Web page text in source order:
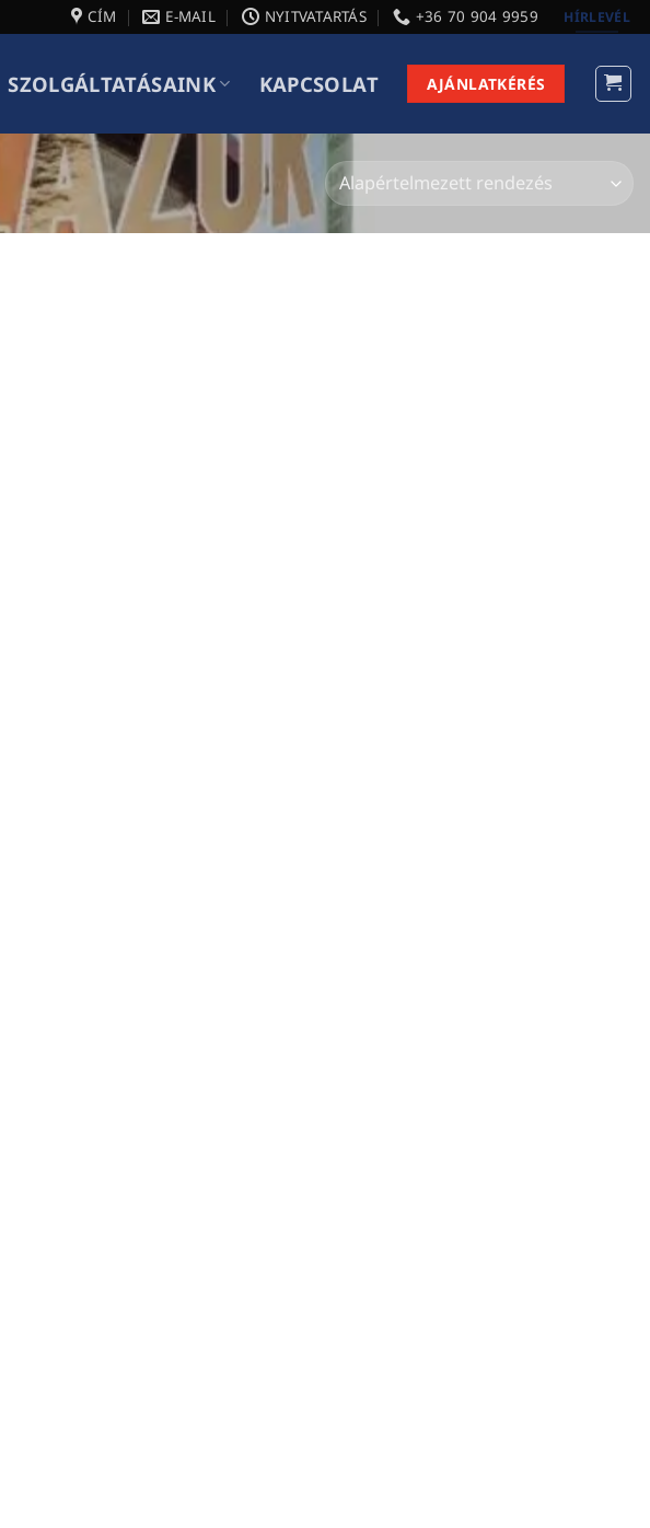
CÍM E-MAIL NYITVATARTÁS +36 70 904 9959 HÍRLEVÉL
SZOLGÁLTATÁSAINK KAPCSOLAT AJÁNLATKÉRÉS